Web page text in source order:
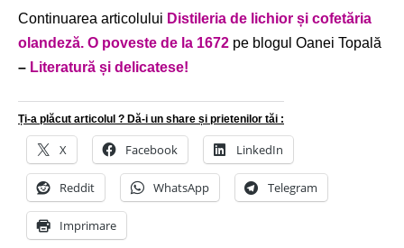
Continuarea articolului Distileria de lichior și cofetăria
olandeză. O poveste de la 1672 pe blogul Oanei Topală
– Literatură și delicatese!
Ți-a plăcut articolul ? Dă-i un share și prietenilor tăi :
X Facebook LinkedIn
Reddit WhatsApp Telegram
Imprimare